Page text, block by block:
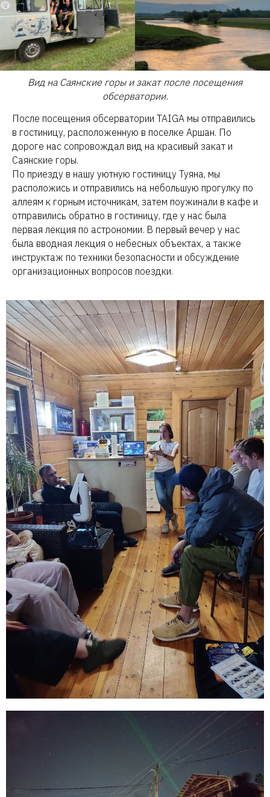
Вид на Саянские горы и закат после посещения
обсерватории.
После посещения обсерватории TAIGA мы отправились
в гостиницу, расположенную в поселке Аршан. По
дороге нас сопровождал вид на красивый закат и
Саянские горы.
По приезду в нашу уютную гостиницу Туяна, мы
расположись и отправились на небольшую прогулку по
аллеям к горным источникам, затем поужинали в кафе и
отправились обратно в гостиницу, где у нас была
первая лекция по астрономии. В первый вечер у нас
была вводная лекция о небесных объектах, а также
инструктаж по техники безопасности и обсуждение
организационных вопросов поездки.